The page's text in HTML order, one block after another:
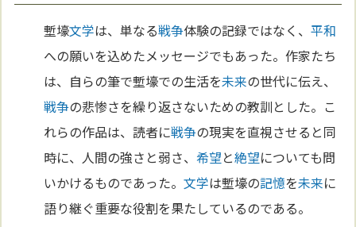
塹壕文学は、単なる戦争体験の記録ではなく、平和
への願いを込めたメッセージでもあった。作家たち
は、自らの筆で塹壕での生活を未来の世代に伝え、
戦争の悲惨さを繰り返さないための教訓とした。こ
れらの作品は、読者に戦争の現実を直視させると同
時に、人間の強さと弱さ、希望と絶望についても問
いかけるものであった。文学は塹壕の記憶を未来に
語り継ぐ重要な役割を果たしているのである。